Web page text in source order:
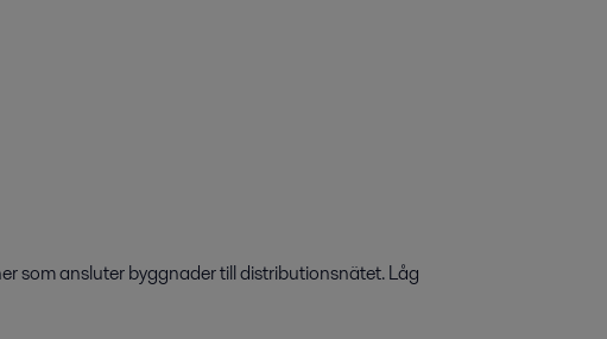
som ansluter byggnader till distributionsnätet. Låg